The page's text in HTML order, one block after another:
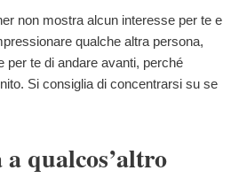
non mostra alcun interesse per te e
qualche altra persona,
per te di andare avanti, perché
Si consiglia di concentrarsi su se
a qualcos’altro